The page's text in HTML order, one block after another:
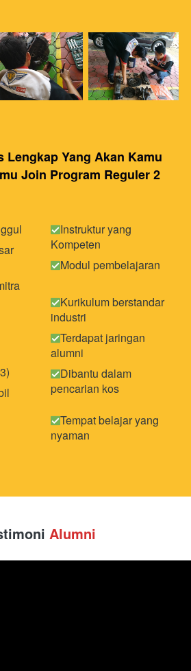
Lengkap Yang Akan Kamu
Join Program Reguler 2
Instruktur yang
Kompeten
Modul pembelajaran
Kurikulum berstandar
industri
Terdapat jaringan
alumni
Dibantu dalam
pencarian kos
Tempat belajar yang
nyaman
Alumni